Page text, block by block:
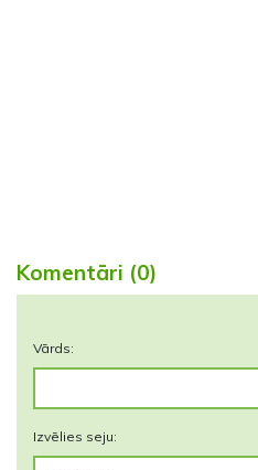
Komentāri (0)
Vārds:
Izvēlies seju: